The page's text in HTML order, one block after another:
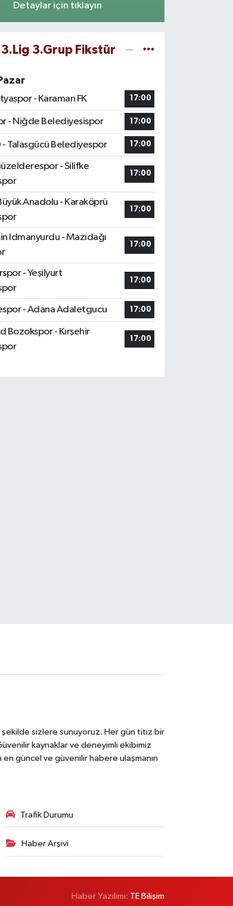
Detaylar için tıklayın
3.Lig 3.Grup Fikstür
- Karaman FK
17:00
- Niğde Belediyesispor 17:00
- Talasgücü Belediyespor 17:00
- Silifke
17:00
Anadolu - Karaköprü
17:00
Idmanyurdu - Mazıdağı
17:00
- Yeşilyurt
17:00
- Adana Adaletgucu 17:00
Bozokspor - Kırşehir
17:00
sizlere sunuyoruz. Her gün titiz bir
kaynaklar ve deneyimli ekibimiz
güncel ve güvenilir habere ulaşmanın
Trafik Durumu
Haber Arşivi
Haber Yazılımı: TE Bilişim